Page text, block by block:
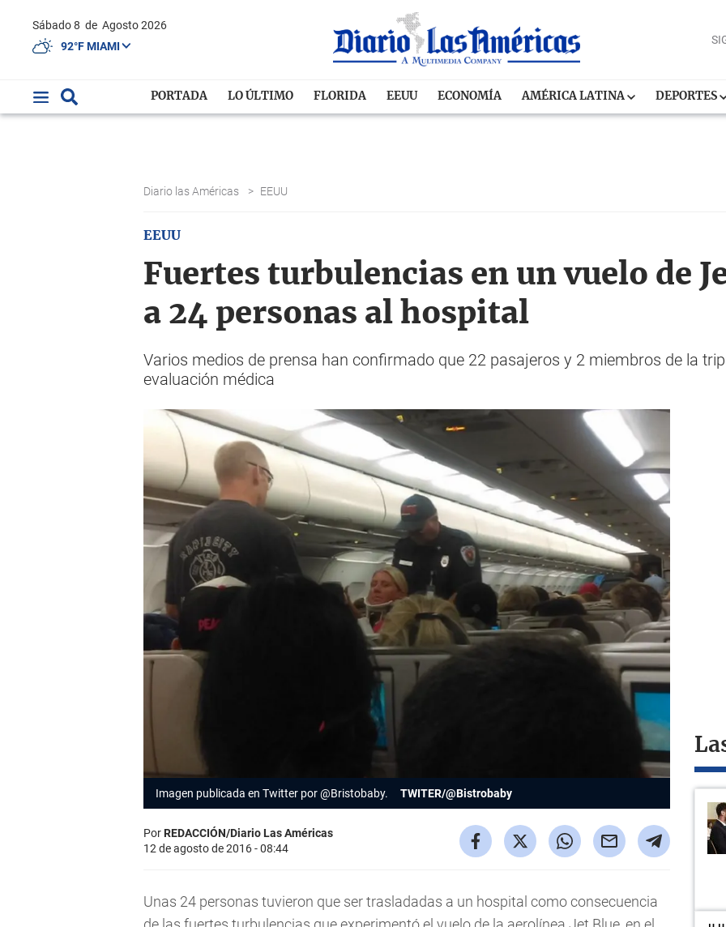
Sábado 8 de Agosto 2026
92°F MIAMI
PORTADA LO ÚLTIMO FLORIDA EEUU ECONOMÍA AMÉRICA LATINA DEPORTES
Diario las Américas > EEUU
EEUU
Fuertes turbulencias en un vuelo de
a 24 personas al hospital
Varios medios de prensa han confirmado que 22 pasajeros y 2 miembros de la
evaluación médica
Imagen publicada en Twitter por @Bristobaby. TWITER/@Bistrobaby
PorREDACCIÓN/Diario Las Américas
12 de agosto de 2016 - 08:44
Unas 24 personas tuvieron que ser trasladadas a un hospital como consecuencia